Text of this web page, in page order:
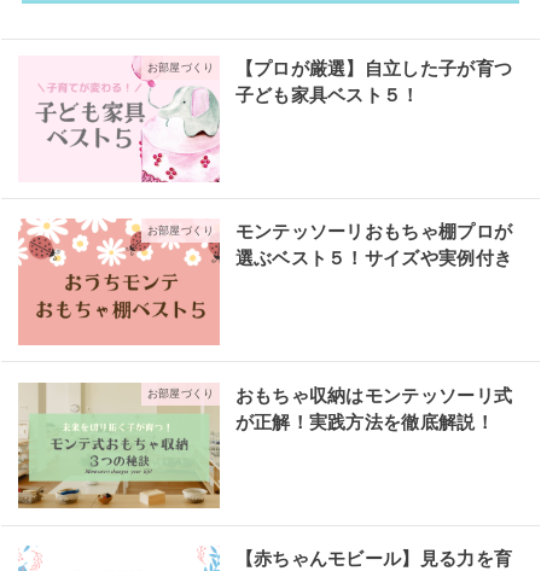
お部屋づくり
【プロが厳選】自立した子が育つ
子ども家具ベスト５！
お部屋づくり
モンテッソーリおもちゃ棚プロが
選ぶベスト５！サイズや実例付き
お部屋づくり
おもちゃ収納はモンテッソーリ式
が正解！実践方法を徹底解説！
【赤ちゃんモビール】見る力を育